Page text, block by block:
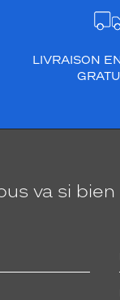
LIVRAISON
va si bien